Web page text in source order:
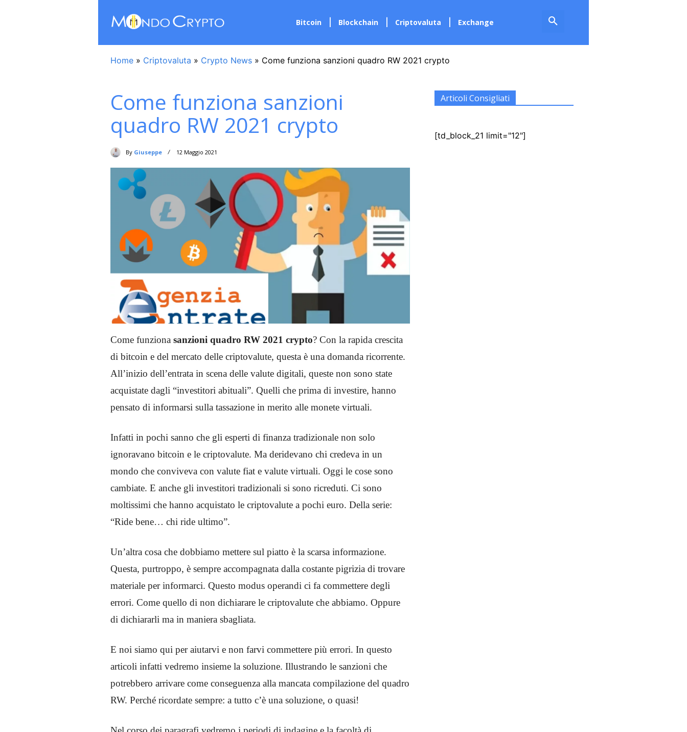
Bitcoin Blockchain Criptovaluta Exchange
Home » Criptovaluta » Crypto News » Come funziona sanzioni quadro RW 2021 crypto
Come funziona sanzioni
quadro RW 2021 crypto
By Giuseppe 12 Maggio 2021
Come funziona sanzioni quadro RW 2021 crypto? Con la rapida crescita
di bitcoin e del mercato delle criptovalute, questa è una domanda ricorrente.
All’inizio dell’entrata in scena delle valute digitali, queste non sono state
acquistate dagli “investitori abituali”. Quelli che prima di investire, hanno
pensato di informarsi sulla tassazione in merito alle monete virtuali.
Infatti in pochi sanno che gli esperti di finanza tradizionale non solo
ignoravano bitcoin e le criptovalute. Ma deridevano chi credeva in un
mondo che conviveva con valute fiat e valute virtuali. Oggi le cose sono
cambiate. E anche gli investitori tradizionali si sono ricreduti. Ci sono
moltissimi che hanno acquistato le criptovalute a pochi euro. Della serie:
“Ride bene… chi ride ultimo”.
Un’altra cosa che dobbiamo mettere sul piatto è la scarsa informazione.
Questa, purtroppo, è sempre accompagnata dalla costante pigrizia di trovare
materiale per informarci. Questo modus operandi ci fa commettere degli
errori. Come quello di non dichiarare le criptovalute che abbiamo. Oppure
di dichiararli ma in maniera sbagliata.
E noi siamo qui per aiutarvi e non farvi commettere più errori. In questo
articoli infatti vedremo insieme la soluzione. Illustrando le sanzioni che
potrebbero arrivare come conseguenza alla mancata compilazione del quadro
RW. Perché ricordate sempre: a tutto c’è una soluzione, o quasi!
Articoli Consigliati
[td_block_21 limit="12"]